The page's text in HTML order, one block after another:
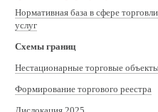
Нормативная база в сфере
услуг
Схемы границ
Нестационарные торговые
Формирование торгового реестра